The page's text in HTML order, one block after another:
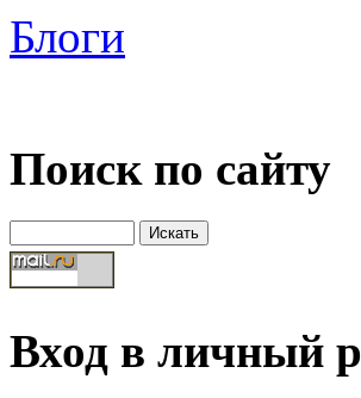
Блоги
Поиск по сайту
Вход в личный